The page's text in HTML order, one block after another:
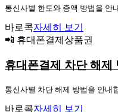
통신사별 한도와 증액 방법을 안
바로콕자세히 보기
📲 휴대폰결제상품권
휴대폰결제 차단 해제
통신사별 차단 해제 방법을 안내
바로콕자세히 보기